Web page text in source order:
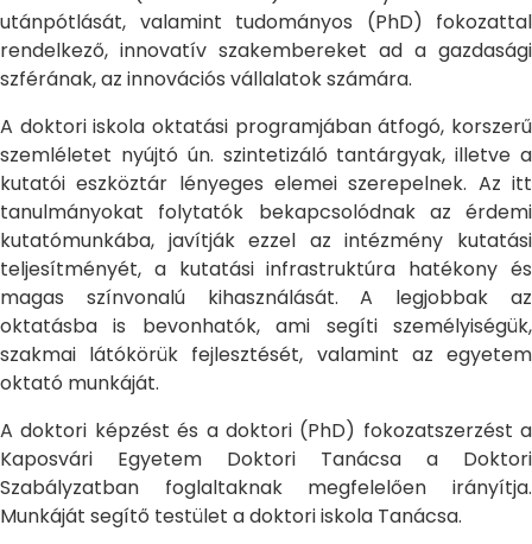
utánpótlását, valamint tudományos (PhD) fokozattal
rendelkező, innovatív szakembereket ad a gazdasági
szférának, az innovációs vállalatok számára.
A doktori iskola oktatási programjában átfogó, korszerű
szemléletet nyújtó ún. szintetizáló tantárgyak, illetve a
kutatói eszköztár lényeges elemei szerepelnek. Az itt
tanulmányokat folytatók bekapcsolódnak az érdemi
kutatómunkába, javítják ezzel az intézmény kutatási
teljesítményét, a kutatási infrastruktúra hatékony és
magas színvonalú kihasználását. A legjobbak az
oktatásba is bevonhatók, ami segíti személyiségük,
szakmai látókörük fejlesztését, valamint az egyetem
oktató munkáját.
A doktori képzést és a doktori (PhD) fokozatszerzést a
Kaposvári Egyetem Doktori Tanácsa a Doktori
Szabályzatban foglaltaknak megfelelően irányítja.
Munkáját segítő testület a doktori iskola Tanácsa.